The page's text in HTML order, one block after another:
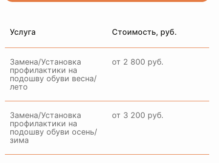
Услуга Стоимость, руб.
Замена/Установка
профилактики на
подошву обуви весна/
лето
от 2 800 руб.
Замена/Установка
профилактики на
подошву обуви осень/
зима
от 3 200 руб.